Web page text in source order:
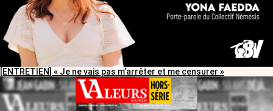
[ENTRETIEN] « Je ne vais pas m’arrêter et me censurer »